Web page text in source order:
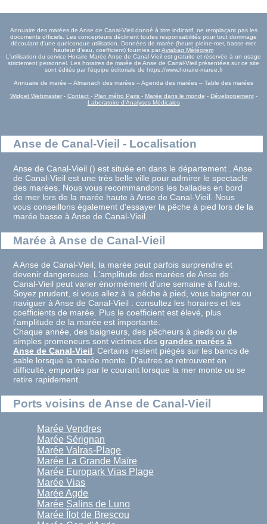
Annuaire des marées de Anse de Canal-Vieil donné à titre indicatif, ne remplaçant pas les
documents officiels. Les concepteurs déclinent toutes responsabilités pour tout dommage
découlant d'une quelconque utilisation. Données de marée (heure pleine-mer, basse-mer,
hauteur d'eau, coefficient) fournies parAviabag Météorem
L'utilisation du service Horaire Marée Anse de Canal-Vieil est gratuite et réservée à un usage
strictement personnel. Les horaires de marée de Anse de Canal-Vieil présentées sur ce site
sont édités par l'équipe éditoriale de https://www.horaire-maree.fr
Annuaire de marée – Almanach des marées – Agenda des marées – Table des marées
Widget Webmaster- Contact - Plan métro Paris - Marée dans le monde - Développement-
Laboratoire d'Analyses Médicales
Anse de Canal-Vieil - Localisation
Anse de Canal-Vieil () est située en dans le département . Anse
de Canal-Vieil est une très belle ville pour admirer le spectacle
des marées. Nous vous recommandons les ballades en bord
de mer lors de la marée haute à Anse de Canal-Vieil. Nous
vous conseillons également d'essayer la pêche à pied lors de la
marée basse à Anse de Canal-Vieil.
Marée à Anse de Canal-Vieil
A Anse de Canal-Vieil, la marée peut parfois surprendre et
devenir dangereuse. L'amplitude des marées de Anse de
Canal-Vieil peut varier énormément d'une semaine à l'autre.
Soyez prudent, si vous allez à la pêche à pied, vous baigner ou
naviguer à Anse de Canal-Vieil : consultez les horaires et les
coefficients de marée. Plus le coefficient est élevé, plus
l'amplitude de la marée est importante.
Chaque année, des baigneurs, des pêcheurs à pieds ou de
simples promeneurs sont victimes desgrandes marées à
Anse de Canal-Vieil. Certains restent piégés sur les bancs de
sable lorsque la marée monte. D'autres se retrouvent en
difficulté, emportés par le courant lorsque la mer monte ou se
retire rapidement.
Ports voisins de Anse de Canal-Vieil
Marée Vendres
Marée Sérignan
Marée Valras-Plage
Marée La Grande Maïre
Marée Europark Vias Plage
Marée Vias
Marée Agde
Marée Salins de Luno
Marée Îlot de Brescou